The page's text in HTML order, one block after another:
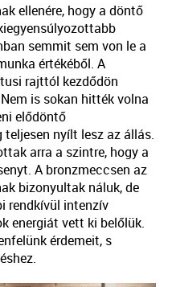
ellenére, hogy a döntő
semmit sem von le a
értékéből. A
rajttól kezdődön
is sokan hitték volna
elődöntő
nyílt lesz az állás.
arra a szintre, hogy a
A bronzmeccsen az
bizonyultak náluk, de
rendkívül intenzív
energiát vett ki belőlük.
érdemeit, s